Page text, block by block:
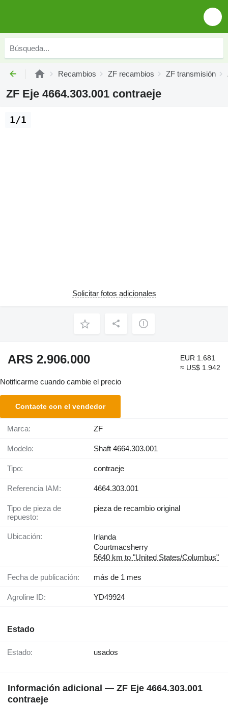
Recambios ZF recambios ZF transmisión
ZF Eje 4664.303.001 contraeje
1/1
Solicitar fotos adicionales
ARS 2.906.000
EUR 1.681
≈ US$ 1.942
Notificarme cuando cambie el precio
Contacte con el vendedor
Marca: ZF
Modelo: Shaft 4664.303.001
Tipo: contraeje
Referencia IAM: 4664.303.001
Tipo de pieza de
repuesto:
pieza de recambio original
Ubicación:
Irlanda
Courtmacsherry
5640 km to "United States/Columbus"
Fecha de publicación: más de 1 mes
Agroline ID: YD49924
Estado
Estado: usados
Información adicional — ZF Eje 4664.303.001
contraeje